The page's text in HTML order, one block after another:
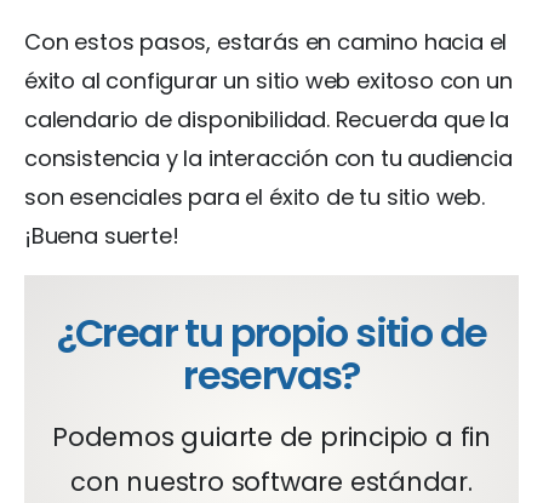
Con estos pasos, estarás en camino hacia el
éxito al configurar un sitio web exitoso con un
calendario de disponibilidad. Recuerda que la
consistencia y la interacción con tu audiencia
son esenciales para el éxito de tu sitio web.
¡Buena suerte!
¿Crear tu propio sitio de
reservas?
Podemos guiarte de principio a fin
con nuestro software estándar.